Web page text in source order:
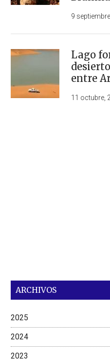
9
Lago
entre
11 octubre,
ARCHIVOS
2025
2024
2023